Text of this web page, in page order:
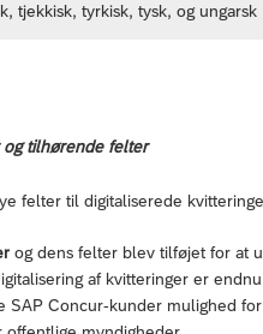
tjekkisk, tyrkisk, tysk, og ungarsk
og tilhørende felter
felter til digitaliserede
og dens felter blev tilføjet for at
af kvitteringer er
Concur-kunder mulighed